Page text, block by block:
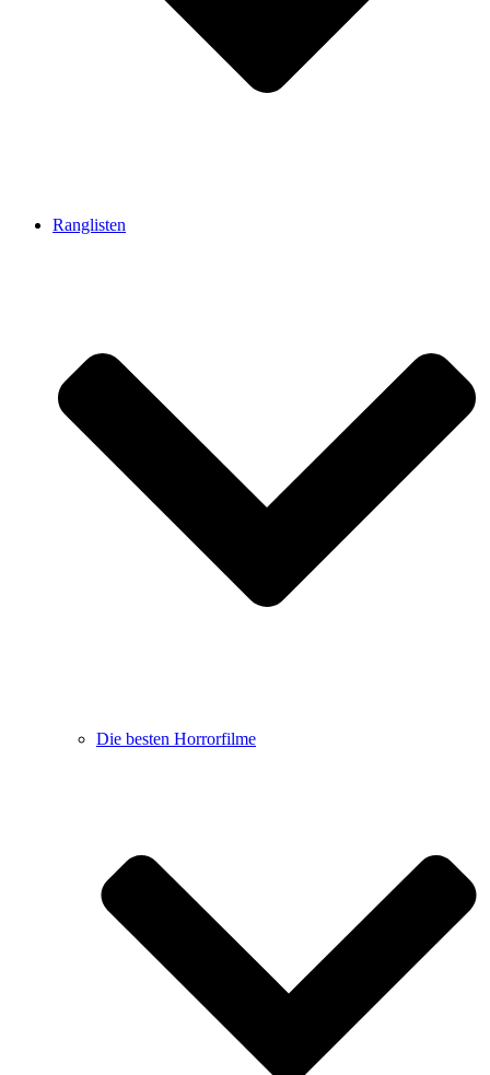
Ranglisten
Die besten Horrorfilme